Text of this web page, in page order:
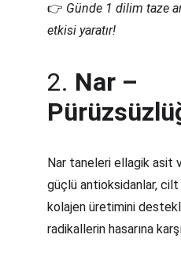
👉 Günde 1 dilim taze
etkisi yaratır!
2. Nar –
Nar taneleri ellagik asit
güçlü antioksidanlar,
kolajen üretimini
radikallerin hasarına